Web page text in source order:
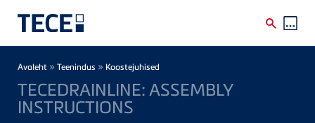
Breadcrumb
Avaleht » Teenindus » Koostejuhised
TECEDRAINLINE: ASSEMBLY
INSTRUCTIONS